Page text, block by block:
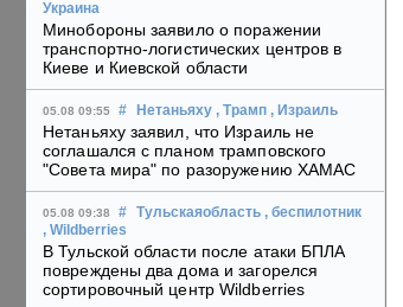
Украина
Минобороны заявило о поражении
транспортно-логистических центров в
Киеве и Киевской области
05.08 09:55 # Нетаньяху , Трамп , Израиль
Нетаньяху заявил, что Израиль не
соглашался с планом трамповского
"Совета мира" по разоружению ХАМАС
05.08 09:38 # Тульскаяобласть , беспилотник
, Wildberries
В Тульской области после атаки БПЛА
повреждены два дома и загорелся
сортировочный центр Wildberries